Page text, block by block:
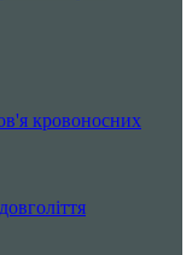
кровоносних